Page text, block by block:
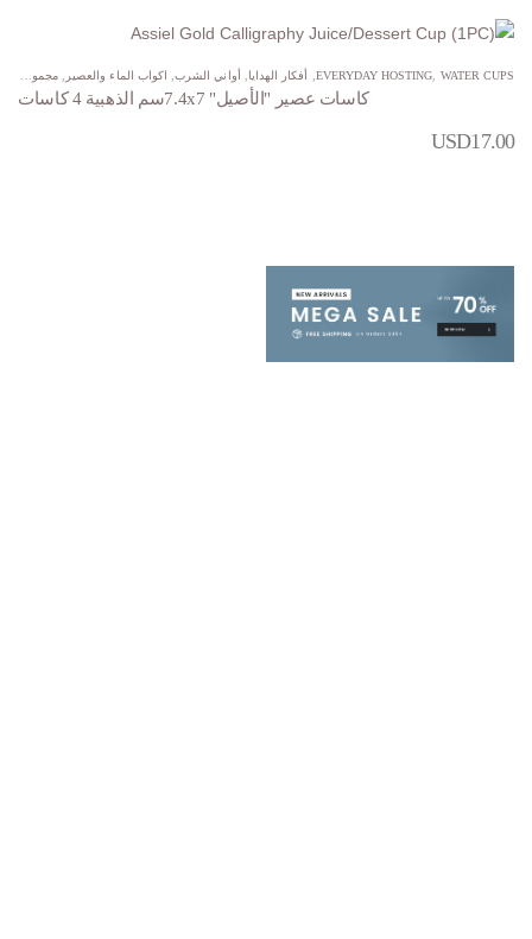
EVERYDAY HOSTING WATER CUPS أفكار الهدايا أواني الشرب, اكواب الماء والعصير ,مجموعة الاصيل
كاسات عصير "الأصيل" 7.4x7سم الذهبية 4 كاسات
USD17.00